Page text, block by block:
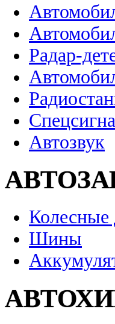
Радар-
Автозвук
Колесные
Шины